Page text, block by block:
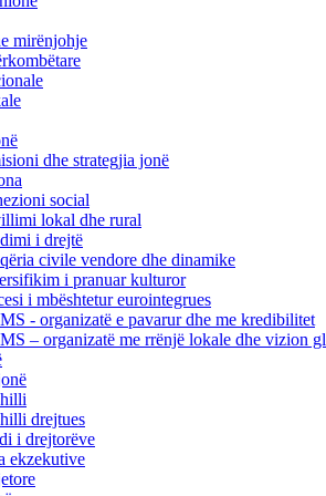
mirënjohje
dhe strategjia jonë
social
lokal dhe rural
i drejtë
civile vendore dhe dinamike
i pranuar kulturor
i mbështetur eurointegrues
- organizatë e pavarur dhe me kredibilitet
– organizatë me rrënjë lokale dhe vizion
drejtues
i drejtorëve
ekzekutive